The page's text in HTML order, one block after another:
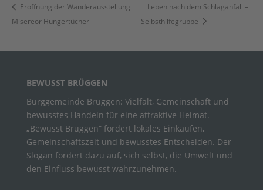
Eröffnung der Wanderausstellung
Misereor Hungertücher
Leben nach dem Schlaganfall –
Selbsthilfegruppe
BEWUSST BRÜGGEN
Burggemeinde Brüggen: Vielfalt, Gemeinschaft und
bewusstes Handeln für eine attraktive Heimat.
„Bewusst Brüggen“ fördert lokales Einkaufen,
Gemeinschaftszeit und bewusstes Entscheiden. Der
Slogan fordert dazu auf, sich selbst, die Umwelt und
den Einfluss bewusst wahrzunehmen.